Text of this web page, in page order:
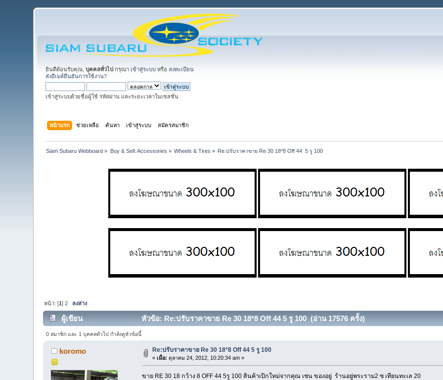
ยินดีต้อนรับคุณ,บุคคลทั่วไป กรุณา เข้าสู่ระบบ หรือ ลงทะเบียน
ส่งอีเมล์ยืนยันการใช้งาน?
เข้าสู่ระบบด้วยชื่อผู้ใช้ รหัสผ่าน และระยะเวลาในเซสชั่น
หน้าแรก ช่วยเหลือ ค้นหา เข้าสู่ระบบ สมัครสมาชิก
Siam Subaru Webboard » Buy & Sell: Accessories » Wheels & Tires » Re:ปรับราคาขาย Re 30 18*8 Off 44  5 รู 100
หน้า: [1]2 ลงล่าง
ผู้เขียน หัวข้อ: Re:ปรับราคาขาย Re 30 18*8 Off 44 5 รู 100 (อ่าน 17576 ครั้ง)
0 สมาชิก และ 1 บุคคลทั่วไป กำลังดูหัวข้อนี้
koromo Re:ปรับราคาขาย Re 30 18*8 Off 44 5 รู 100
«เมื่อ: ตุลาคม 24, 2012, 10:20:34 am »
ขาย RE 30 18 กว้าง 8 OFF 44 5รู 100 สินค้าเปิกใหม่จากคุณ เชน ของอยู่ ร้านอยู่พระราม2 ซ เทียนทะเล 20